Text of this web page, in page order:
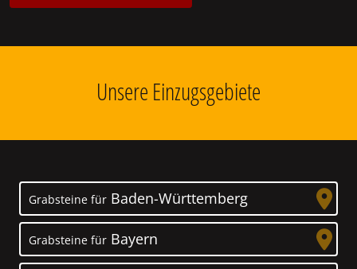
Unsere Einzugsgebiete
Grabsteine für Baden-Württemberg
Grabsteine für Bayern